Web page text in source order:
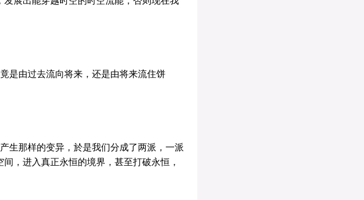
是由过去流向将来，还是由将来流住饼
生那样的变异，於是我们分成了两派，一派
，进入真正永恒的境界，甚至打破永恒，